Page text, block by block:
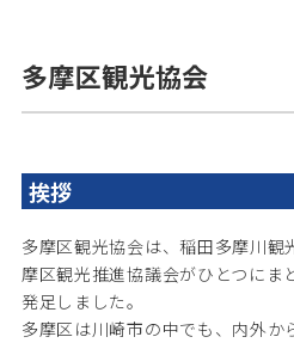
多摩区観光協会
挨拶
多摩区観光協会は、稲田多摩川観
摩区観光推進協議会がひとつにま
発足しました。
多摩区は川崎市の中でも、内外か